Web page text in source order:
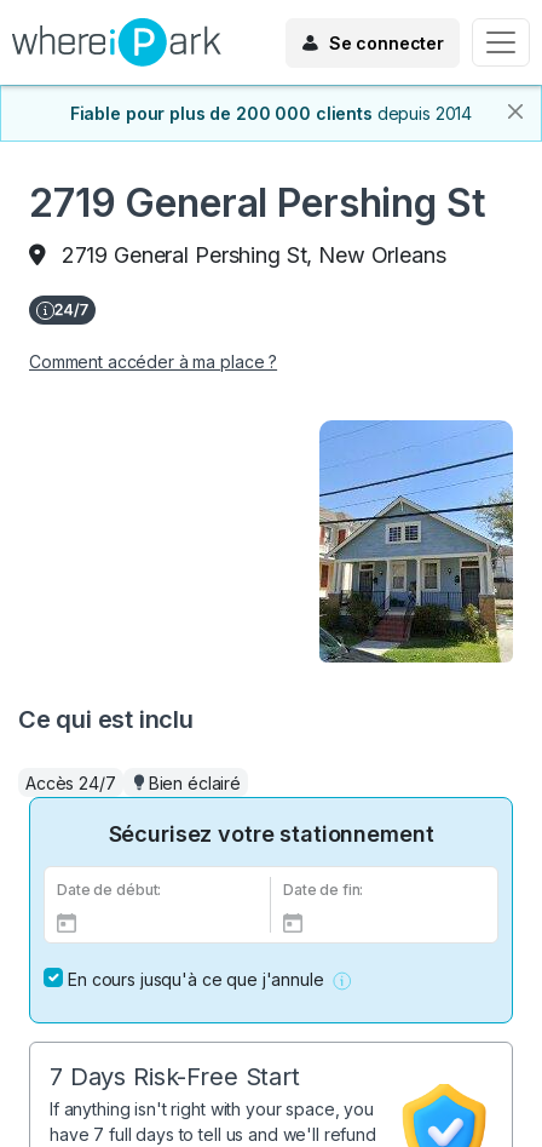
Se connecter
Fiable pour plus de 200 000 clients depuis 2014
2719 General Pershing St
2719 General Pershing St, New Orleans
Comment accéder à ma place ?
Ce qui est inclu
Accès 24/7 Bien éclairé
Sécurisez votre stationnement
Date de début: Date de fin:
En cours jusqu'à ce que j'annule
7 Days Risk-Free Start
If anything isn't right with your space, you
have 7 full days to tell us and we'll refund